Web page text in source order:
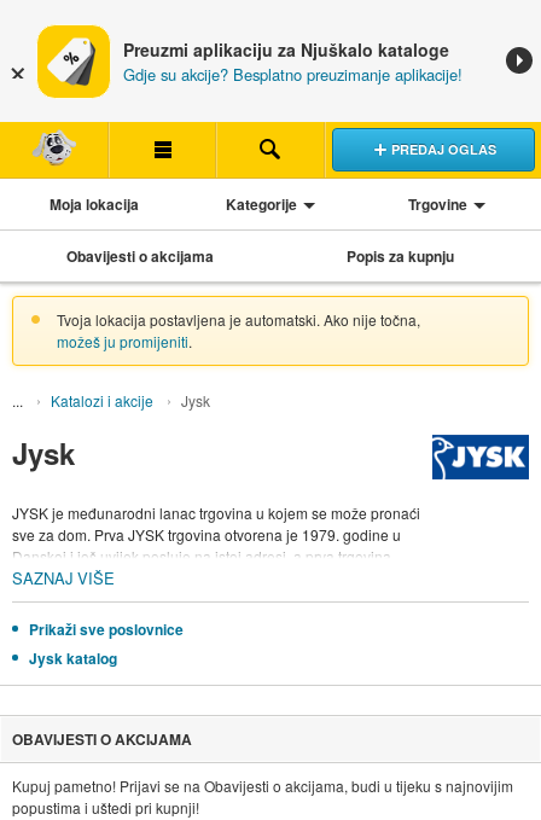
Preuzmi aplikaciju za Njuškalo kataloge
Gdje su akcije? Besplatno preuzimanje aplikacije!
PREDAJ OGLAS
Moja lokacija Kategorije Trgovine
Obavijesti o akcijama Popis za kupnju
Tvoja lokacija postavljena je automatski. Ako nije točna,
možeš ju promijeniti.
Katalozi i akcije Jysk
Jysk
JYSK je međunarodni lanac trgovina u kojem se može pronaći
sve za dom. Prva JYSK trgovina otvorena je 1979. godine u
Danskoj i još uvijek posluje na istoj adresi, a prva trgovina
izvan Danske otvorena je 1984. godine u Njemačkoj. Danas
Grupacija JYSK obuhvaća oko 2500 trgovina u 49 države
diljem svijeta te zapošljava 22 000 zaposlenika.
SAZNAJ VIŠE
Prikaži sve poslovnice
Jysk katalog
OBAVIJESTI O AKCIJAMA
Kupuj pametno! Prijavi se na Obavijesti o akcijama, budi u tijeku s najnovijim
popustima i uštedi pri kupnji!